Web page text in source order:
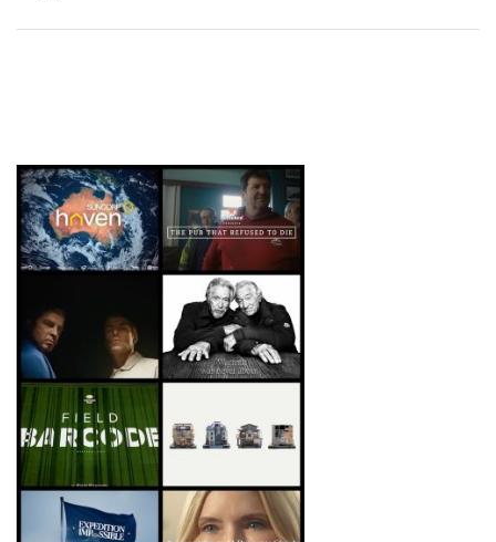
TREND
CASE HISTORY